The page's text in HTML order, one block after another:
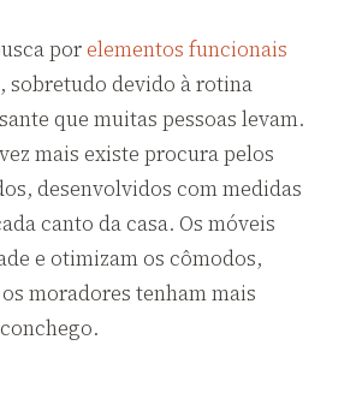
porelementos funcionais
sobretudo devido à rotina
que muitas pessoas levam.
mais existe procura pelos
desenvolvidos com medidas
canto da casa. Os móveis
e otimizam os cômodos,
moradores tenham mais